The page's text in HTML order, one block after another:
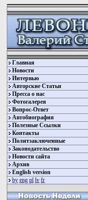
Главная
Новости
Интервью
Авторские Статьи
Пресса о нас
Фотогалерея
Вопрос-Ответ
Автобиография
Полезные Ссылки
Контакты
Политзаключенные
Законодательство
Новости сайта
Архив
English version
by eng pl lv fr